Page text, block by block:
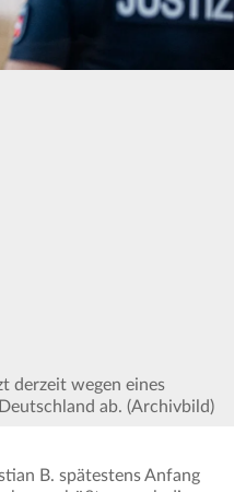
derzeit wegen eines
ab. (Archivbild)
B. spätestens Anfang